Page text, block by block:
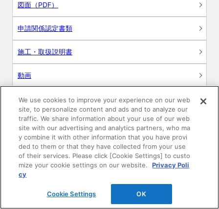
図面（PDF）
申請関係認定書類
施工・取扱説明書
動画
シミュレーションツール
24時間換気システム〈エアスマート〉
簡易設計見積ソフト
R&Dセンター環境測定・分析サービス
商品マスター申し込み
We use cookies to improve your experience on our web
site, to personalize content and ads and to analyze our
traffic. We share information about your use of our web
site with our advertising and analytics partners, who ma
y combine it with other information that you have provi
ded to them or that they have collected from your use
of their services. Please click [Cookie Settings] to custo
mize your cookie settings on our website.
Privacy Poli
cy
Cookie Settings OK